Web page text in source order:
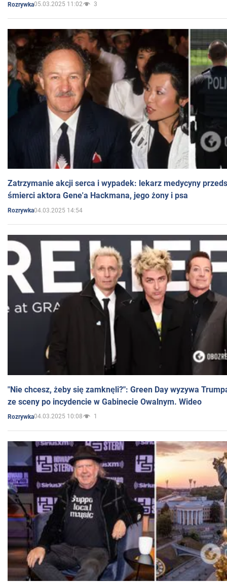
Rozrywka05.03.2025 11:02 3
Zatrzymanie akcji serca i wypadek: lekarz medycyny
śmierci aktora Gene'a Hackmana, jego żony i psa
Rozrywka04.03.2025 14:54
"Nie chcesz, żeby się zamknęli?": Green Day wyzywa
ze sceny po incydencie w Gabinecie Owalnym. Wideo
Rozrywka04.03.2025 10:08 1